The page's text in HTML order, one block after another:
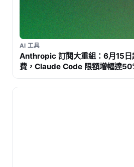
AI 工具
Anthropic 訂閱大重組：6月15日
費，Claude Code 限額增幅達